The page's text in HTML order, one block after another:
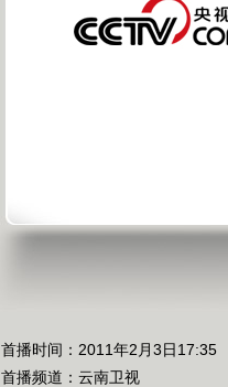
首播时间：2011年2月3日17:35
首播频道： 云南卫视